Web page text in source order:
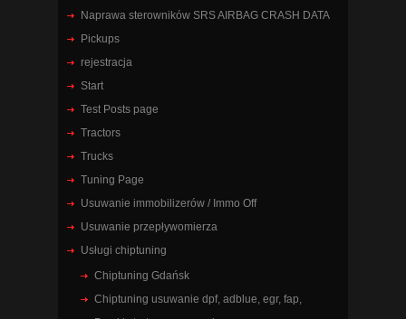
Naprawa sterowników SRS AIRBAG CRASH DATA
Pickups
rejestracja
Start
Test Posts page
Tractors
Trucks
Tuning Page
Usuwanie immobilizerów / Immo Off
Usuwanie przepływomierza
Usługi chiptuning
Chiptuning Gdańsk
Chiptuning usuwanie dpf, adblue, egr, fap,